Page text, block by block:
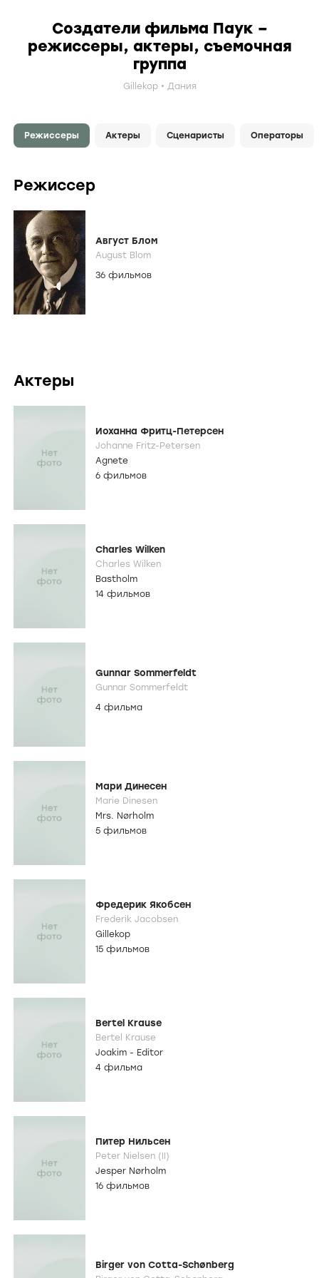
Создатели фильма Паук –
режиссеры, актеры, съемочная
группа
Gillekop Дания
Режиссеры Актеры Сценаристы Операторы
Режиссер
Август Блом
August Blom
36 фильмов
Актеры
Иоханна Фритц-Петерсен
Johanne Fritz-Petersen
Agnete
6 фильмов
Charles Wilken
Charles Wilken
Bastholm
14 фильмов
Gunnar Sommerfeldt
Gunnar Sommerfeldt
4 фильма
Мари Динесен
Marie Dinesen
Mrs. Nørholm
5 фильмов
Фредерик Якобсен
Frederik Jacobsen
Gillekop
15 фильмов
Bertel Krause
Bertel Krause
Joakim - Editor
4 фильма
Питер Нильсен
Peter Nielsen (II)
Jesper Nørholm
16 фильмов
Birger von Cotta-Schønberg